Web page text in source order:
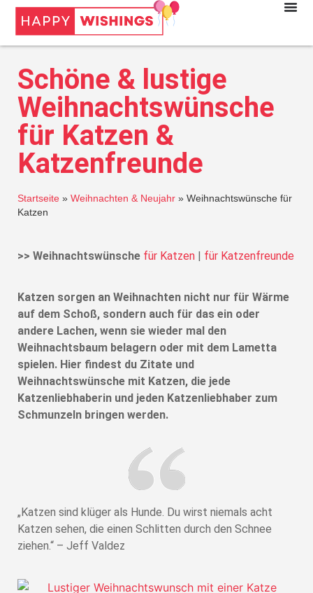
Schöne & lustige
Weihnachtswünsche
für Katzen &
Katzenfreunde
Startseite » Weihnachten & Neujahr » Weihnachtswünsche für
Katzen
>> Weihnachtswünsche für Katzen für Katzenfreunde
Katzen sorgen an Weihnachten nicht nur für Wärme
auf dem Schoß, sondern auch für das ein oder
andere Lachen, wenn sie wieder mal den
Weihnachtsbaum belagern oder mit dem Lametta
spielen. Hier findest du Zitate und
Weihnachtswünsche mit Katzen, die jede
Katzenliebhaberin und jeden Katzenliebhaber zum
Schmunzeln bringen werden.
„Katzen sind klüger als Hunde. Du wirst niemals acht
Katzen sehen, die einen Schlitten durch den Schnee
ziehen.“ – Jeff Valdez